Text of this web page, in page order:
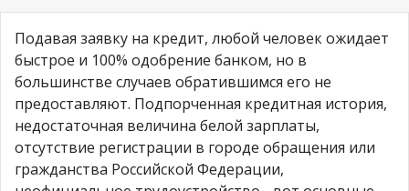
Подавая заявку на кредит, любой человек ожидает
быстрое и 100% одобрение банком, но в
большинстве случаев обратившимся его не
предоставляют. Подпорченная кредитная история,
недостаточная величина белой зарплаты,
отсутствие регистрации в городе обращения или
гражданства Российской Федерации,